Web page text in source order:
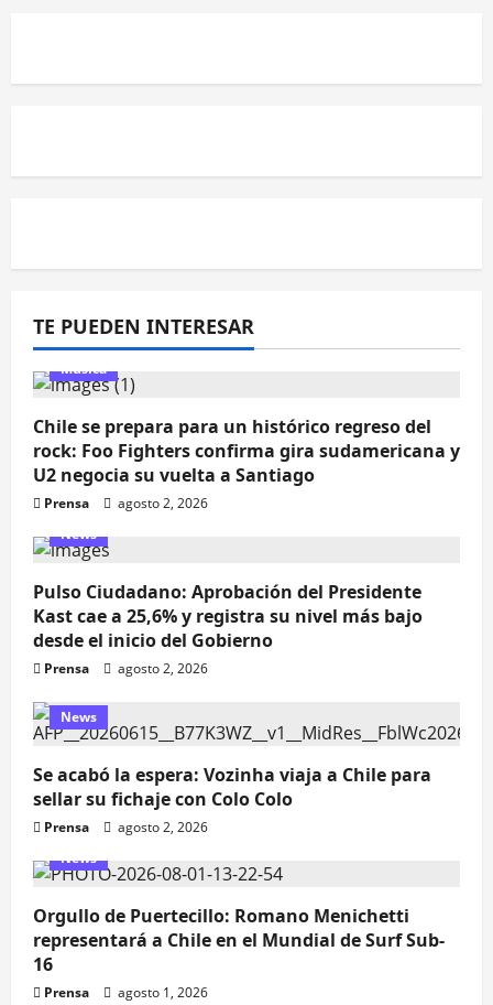
TE PUEDEN INTERESAR
Música
Chile se prepara para un histórico regreso del
rock: Foo Fighters confirma gira sudamericana y
U2 negocia su vuelta a Santiago
Prensa
agosto 2, 2026
News
Pulso Ciudadano: Aprobación del Presidente
Kast cae a 25,6% y registra su nivel más bajo
desde el inicio del Gobierno
Prensa agosto 2, 2026
News
Se acabó la espera: Vozinha viaja a Chile para
sellar su fichaje con Colo Colo
Prensa
agosto 2, 2026
News
Orgullo de Puertecillo: Romano Menichetti
representará a Chile en el Mundial de Surf Sub-
16
Prensa agosto 1, 2026